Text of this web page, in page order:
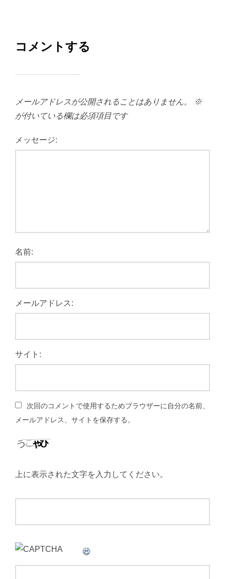
コメントする
メールアドレスが公開されることはありません。
※
が付いている欄は必須項目です
メッセージ:
名前:
メールアドレス:
サイト:
次回のコメントで使用するためブラウザーに自分の名前、
メールアドレス、サイトを保存する。
上に表示された文字を入力してください。